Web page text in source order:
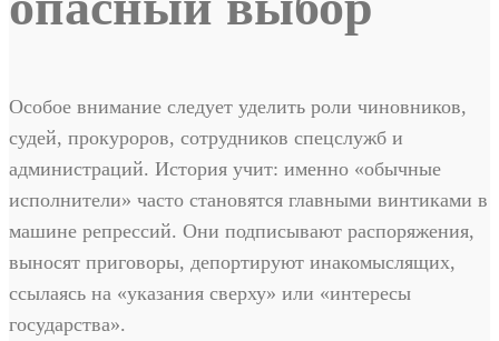
Особое внимание следует уделить роли чиновников,
судей, прокуроров, сотрудников спецслужб и
администраций. История учит: именно «обычные
исполнители» часто становятся главными винтиками в
машине репрессий. Они подписывают распоряжения,
выносят приговоры, депортируют инакомыслящих,
ссылаясь на «указания сверху» или «интересы
государства».